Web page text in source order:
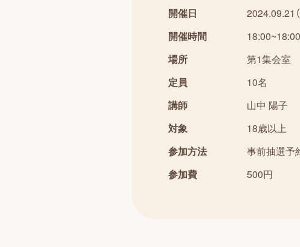
開催日
2024.09.21（
開催時間
18:00~18:00
場所
第1集会室
定員
10名
講師
山中 陽子
対象
18歳以上
参加方法
事前抽選予
参加費
500円